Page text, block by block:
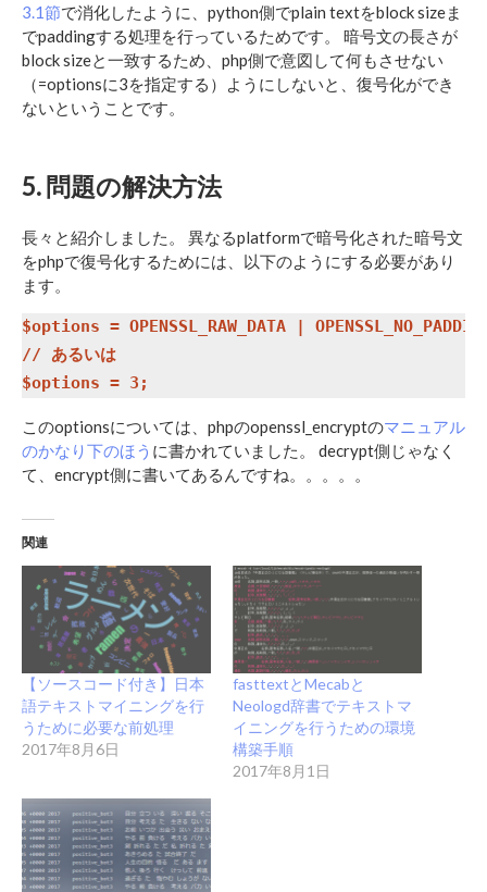
3.1節で消化したように、python側でplain textをblock sizeま
でpaddingする処理を行っているためです。 暗号文の長さが
block sizeと一致するため、php側で意図して何もさせない
（=optionsに3を指定する）ようにしないと、復号化ができ
ないということです。
5. 問題の解決方法
長々と紹介しました。 異なるplatformで暗号化された暗号文
をphpで復号化するためには、以下のようにする必要があり
ます。
$options = OPENSSL_RAW_DATA |
// あるいは
このoptionsについては、phpのopenssl_encryptのマニュアル
のかなり下のほう に書かれていました。 decrypt側じゃなく
て、encrypt側に書いてあるんですね。。。。。
関連
【ソースコード付き】日本
語テキストマイニングを行
うために必要な前処理
2017年8月6日
fasttextとMecabと
Neologd辞書でテキストマ
イニングを行うための環境
構築手順
2017年8月1日